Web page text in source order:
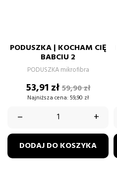
PODUSZKA | KOCHAM CIĘ
BABCIU 2
PODUSZKA mikrofibra
Cena
53,91 złCena
podstawowa
59,90 zł
Najniższa cena: 59,90 zł
– +
DODAJ DO KOSZYKA